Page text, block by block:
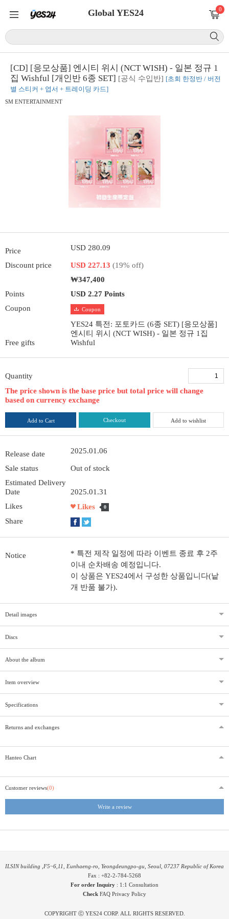
Global YES24 0
[CD] [응모상품] 엔시티 위시 (NCT WISH) - 일본 정규 1
집 Wishful [개인반 6종 SET] [공식 수입반] [초회 한정반 / 버전
별 스티커 + 엽서 + 트레이딩 카드]
SM ENTERTAINMENT
Price USD 280.09
Discount price USD 227.13 (19% off)
₩347,400
Points
USD 2.27 Points
Coupon
Coupon
Free gifts
YES24 특전: 포토카드 (6종 SET) [응모상품]
엔시티 위시 (NCT WISH) - 일본 정규 1집
Wishful
Quantity
The price shown is the base price but total price will change
based on currency exchange
Add to Cart Checkout Add to wishlist
Release date 2025.01.06
Sale status
Out of stock
Estimated Delivery
Date
2025.01.31
Likes
Likes 0
Share
Notice
* 특전 제작 일정에 따라 이벤트 종료 후 2주
이내 순차배송 예정입니다.
이 상품은 YES24에서 구성한 상품입니다(낱
개 반품 불가).
Detail images
Discs
About the album
Item overview
Specifications
Returns and exchanges
Hanteo Chart
Customer reviews(0)
Write a review
ILSIN building ,F5~6,11, Eunhaeng-ro, Yeongdeungpo-gu, Seoul, 07237 Republic of Korea
Fax : +82-2-784-5268
For order Inquiry : 1:1 Consultation
Check FAQ Privacy Policy
COPYRIGHT ⓒ YES24 CORP. ALL RIGHTS RESERVED.